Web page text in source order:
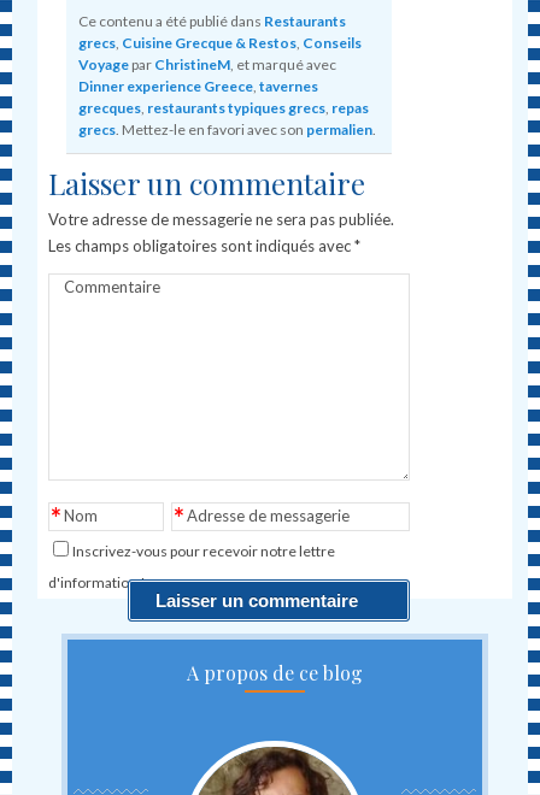
Ce contenu a été publié dans Restaurants
grecs, Cuisine Grecque & Restos, Conseils
Voyage par ChristineM, et marqué avec
Dinner experience Greece,tavernes
grecques, restaurants typiques grecs, repas
grecs. Mettez-le en favori avec son permalien.
Laisser un commentaire
Votre adresse de messagerie ne sera pas publiée.
Les champs obligatoires sont indiqués avec*
Commentaire
Nom
* Adresse de messagerie
*
Inscrivez-vous pour recevoir notre lettre
d'information !
A propos de ce blog